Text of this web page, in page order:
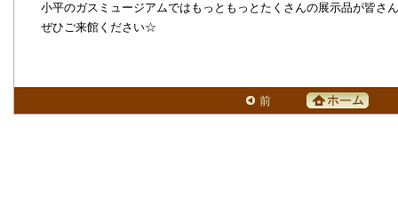
小平のガスミュージアムではもっともっとたくさんの展示品が皆さ
ぜひご来館ください☆
前